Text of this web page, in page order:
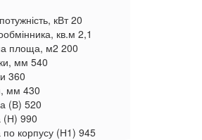
кВт20
кв.м 2,1
площа, м2 200
мм 540
360
мм 430
(В) 520
(Н)990
по корпусу (Н1) 945